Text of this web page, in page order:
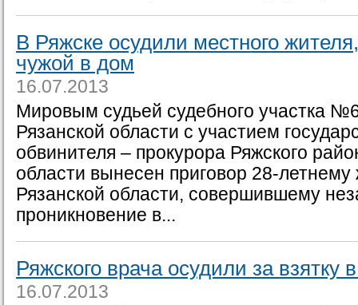
В Ряжске осудили местного
чужой в дом
16.07.2013
Мировым судьей судебного участка
Рязанской области с участием
обвинителя – прокурора Ряжского
области вынесен приговор 28-летнему
Рязанской области, совершившему
проникновение в...
Ряжского врача осудили за взятку
16.07.2013